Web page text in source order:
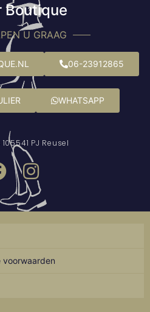
Boutique
U GRAAG
06-23912865
WHATSAPP
5541 PJ Reusel
voorwaarden